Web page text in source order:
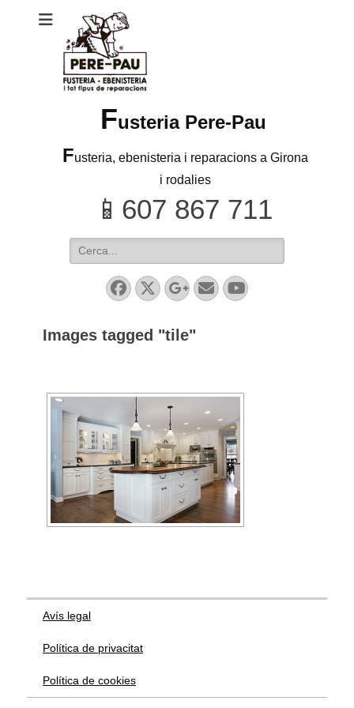
Fusteria Pere-Pau
Fusteria, ebenisteria i reparacions a Girona
i rodalies
Search
for:
Facebook
Twitter
Googleplus
EmailYouTube
Images tagged "tile"
Avís legal
Política de privacitat
Política de cookies